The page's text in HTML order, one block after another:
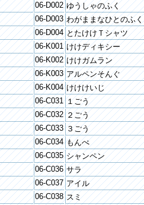
06-D002 ゆうしゃのふく
06-D003 わがままなひとのふく
06-D004 とたけけＴシャツ
06-K001 けけディキシー
06-K002 けけガムラン
06-K003 アルペンそんぐ
06-K004 けけけいじ
06-C031 １ごう
06-C032 ２ごう
06-C033 ３ごう
06-C034 もんぺ
06-C035 シャンペン
06-C036 サラ
06-C037 アイル
06-C038 スミ